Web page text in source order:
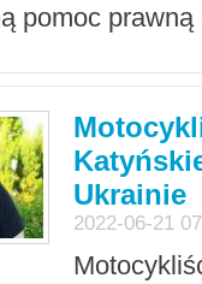
pomoc
Ukrainie
2022-06-21